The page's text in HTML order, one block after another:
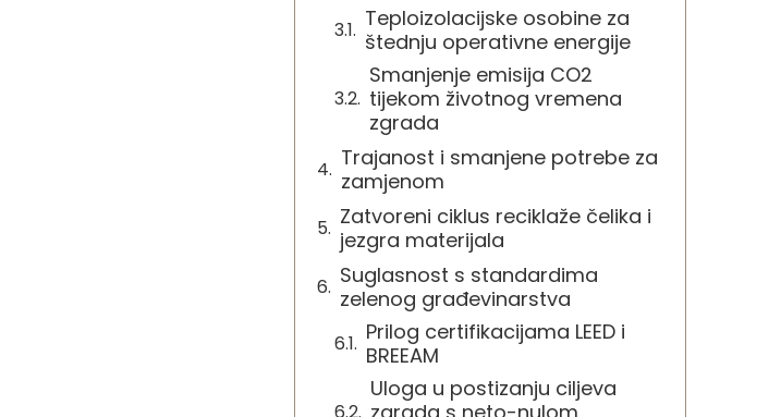
Teploizolacijske osobine za
štednju operativne energije
Smanjenje emisija CO2
tijekom životnog vremena
zgrada
Trajanost i smanjene potrebe za
zamjenom
Zatvoreni ciklus reciklaže čelika i
jezgra materijala
Suglasnost s standardima
zelenog građevinarstva
Prilog certifikacijama LEED i
BREEAM
Uloga u postizanju ciljeva